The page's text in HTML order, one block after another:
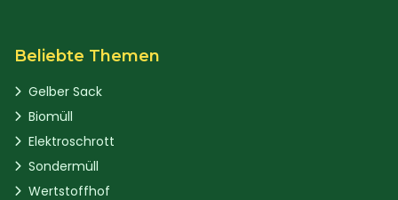
Beliebte Themen
Gelber Sack
Biomüll
Elektroschrott
Sondermüll
Wertstoffhof